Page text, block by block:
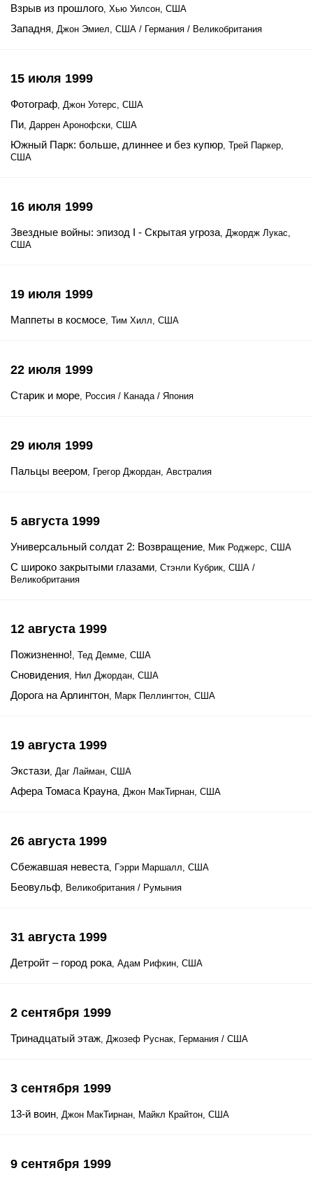
Взрыв из прошлого, Хью Уилсон, США
Западня, Джон Эмиел, США / Германия / Великобритания
15 июля 1999
Фотограф, Джон Уотерс, США
Пи, Даррен Аронофски, США
Южный Парк: больше, длиннее и без купюр, Трей Паркер,
США
16 июля 1999
Звездные войны: эпизод I - Скрытая угроза, Джордж Лукас,
США
19 июля 1999
Маппеты в космосе, Тим Хилл, США
22 июля 1999
Старик и море, Россия / Канада / Япония
29 июля 1999
Пальцы веером, Грегор Джордан, Австралия
5 августа 1999
Универсальный солдат 2: Возвращение, Мик Роджерс, США
С широко закрытыми глазами, Стэнли Кубрик, США /
Великобритания
12 августа 1999
Пожизненно!, Тед Демме, США
Сновидения, Нил Джордан, США
Дорога на Арлингтон, Марк Пеллингтон, США
19 августа 1999
Экстази, Даг Лайман, США
Афера Томаса Крауна, Джон МакТирнан, США
26 августа 1999
Сбежавшая невеста, Гэрри Маршалл, США
Беовульф, Великобритания / Румыния
31 августа 1999
Детройт – город рока, Адам Рифкин, США
2 сентября 1999
Тринадцатый этаж, Джозеф Руснак, Германия / США
3 сентября 1999
13-й воин, Джон МакТирнан, Майкл Крайтон, США
9 сентября 1999